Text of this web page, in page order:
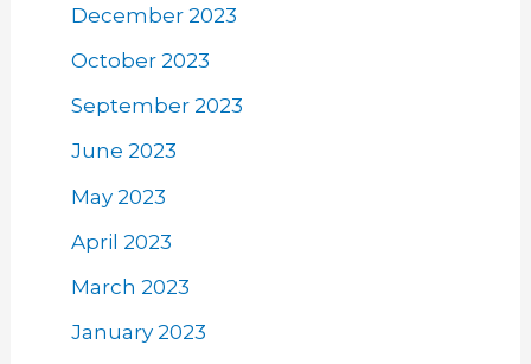
December 2023
October 2023
September 2023
June 2023
May 2023
April 2023
March 2023
January 2023